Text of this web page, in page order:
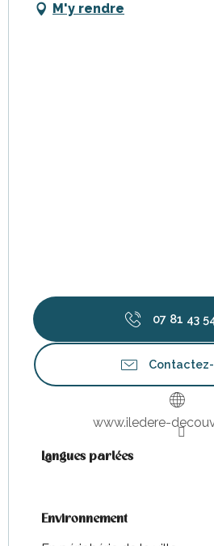
M'y rendre
07 81 43
www.iledere-
Langues parlées
Langues parlées
Environnement
Environnement